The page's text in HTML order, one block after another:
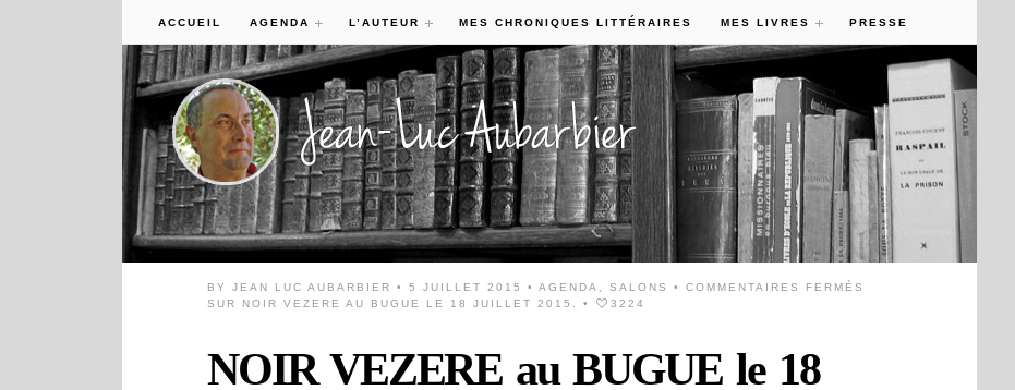
ACCUEIL AGENDA L’AUTEUR MES CHRONIQUES LITTÉRAIRES MES LIVRES PRESSE
BYJEAN LUC AUBARBIER • 5 JUILLET 2015 •AGENDA ,SALONS •COMMENTAIRES FERMÉS
SUR NOIR VEZERE AU BUGUE LE 18 JUILLET 2015.
• 3224
NOIR VEZERE au BUGUE le 18